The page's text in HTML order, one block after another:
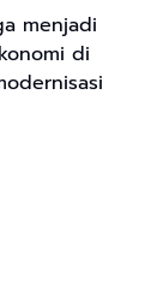
menjadi
di